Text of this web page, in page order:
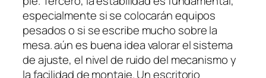
especialmente si se colocarán equipos
pesados o si se escribe mucho sobre la
mesa. aún es buena idea valorar el sistema
de ajuste, el nivel de ruido del mecanismo y
la facilidad de montaje. Un escritorio